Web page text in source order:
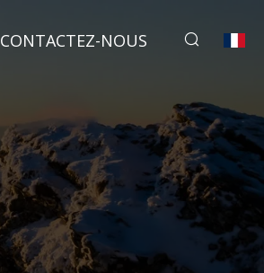
CONTACTEZ-NOUS